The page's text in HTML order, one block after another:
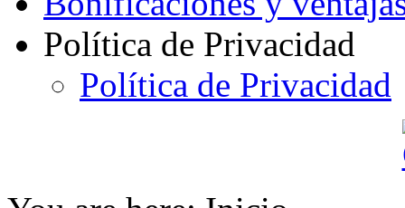
Política de Privacidad
Política de Privacidad